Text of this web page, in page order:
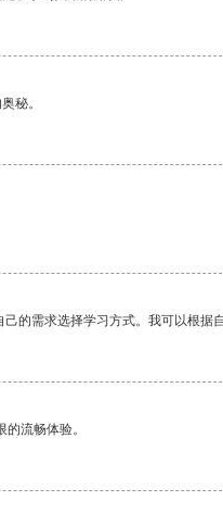
秘。
的需求选择学习方式。我可以根据
流畅体验。